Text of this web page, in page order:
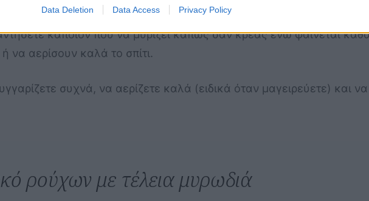
Data Deletion Data Access Privacy Policy
ακόμη και εάν είναι εντελώς καθαρά, μπορεί να μυρίζουν
κάποιον που να μυρίζει κάπως σαν κρέας ενώ φαίνεται
να αερίσουν καλά το σπίτι.
συχνά, να αερίζετε καλά (ειδικά όταν μαγειρεύετε) και
ρούχων με τέλεια μυρωδιά